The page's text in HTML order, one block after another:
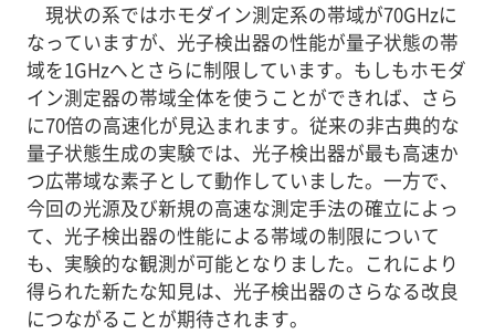
現状の系ではホモダイン測定系の帯域が70GHzに
なっていますが、光子検出器の性能が量子状態の帯
域を1GHzへとさらに制限しています。もしもホモダ
イン測定器の帯域全体を使うことができれば、さら
に70倍の高速化が見込まれます。従来の非古典的な
量子状態生成の実験では、光子検出器が最も高速か
つ広帯域な素子として動作していました。一方で、
今回の光源及び新規の高速な測定手法の確立によっ
て、光子検出器の性能による帯域の制限について
も、実験的な観測が可能となりました。これにより
得られた新たな知見は、光子検出器のさらなる改良
につながることが期待されます。